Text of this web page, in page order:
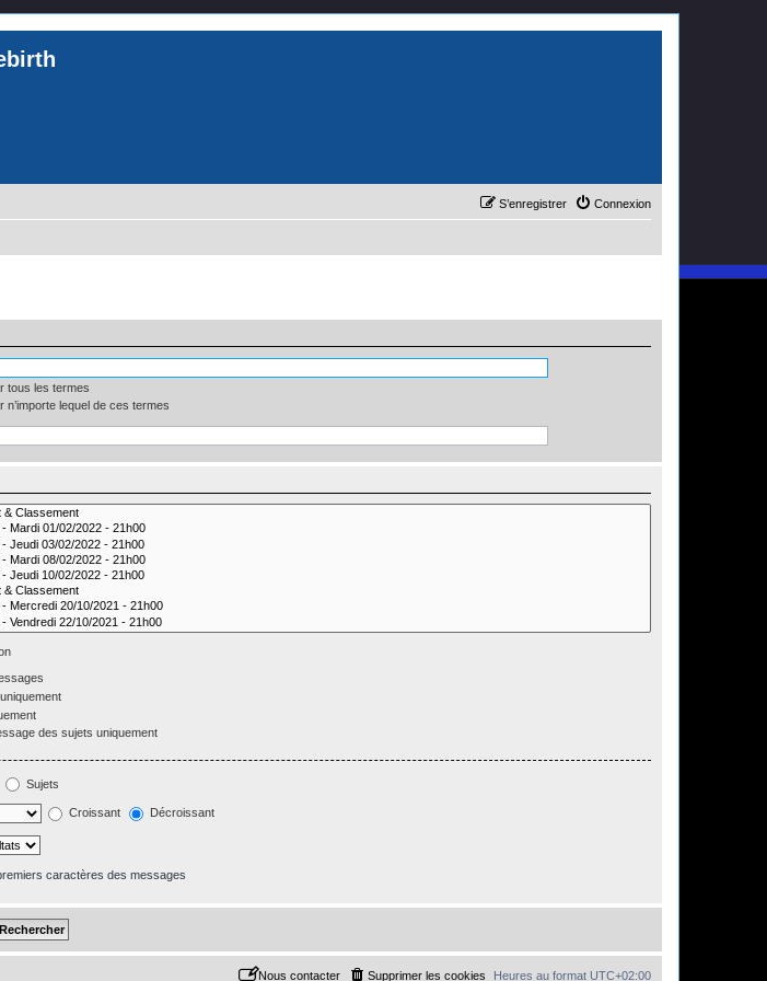
Connexion
S’enregistrer
tous les termes
n’importe lequel de ces termes
des sujets uniquement
Sujets
Croissant Décroissant
caractères des messages
Heures au format UTC+02:00
Supprimer les cookies
Nous contacter